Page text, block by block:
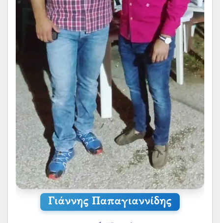
Γιάννης Παπαγιαννίδης